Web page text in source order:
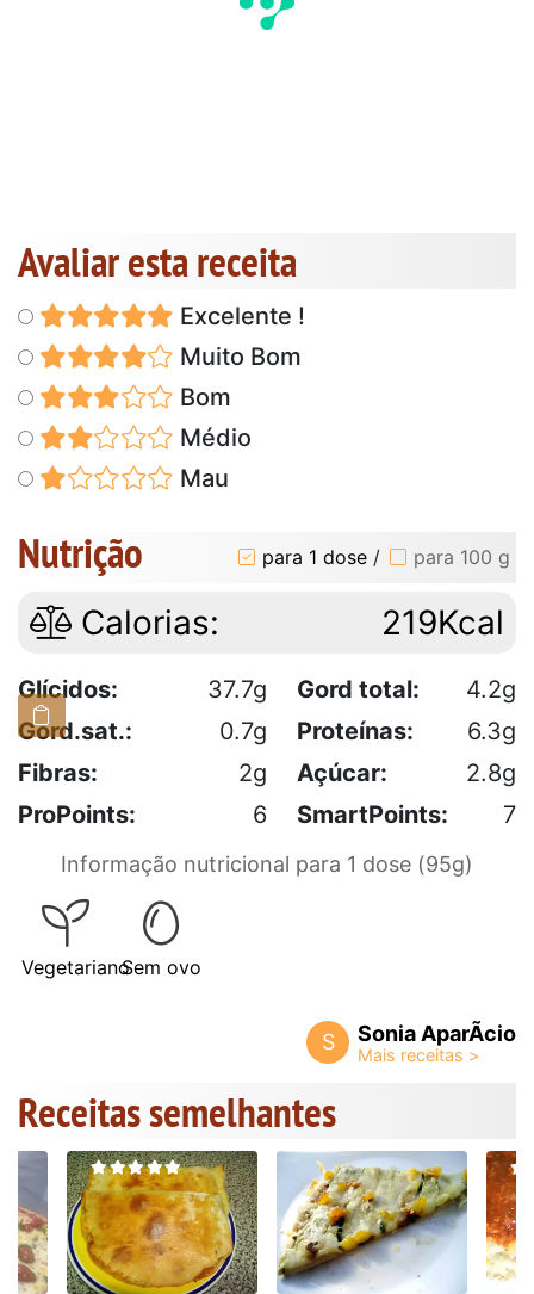
Avaliar esta receita
Excelente !
Muito Bom
Bom
Médio
Mau
Nutrição para 1 dose / para 100 g
Calorias: 219Kcal
Glícidos: 37.7g Gord total:
4.2g
Gord.sat.:
0.7g Proteínas:
6.3g
Fibras:
2g Açúcar:
2.8g
ProPoints:
6 SmartPoints: 7
Informação nutricional para 1 dose (95g)
VegetarianoSem ovo
S Sonia AparÃ­cio
Receitas semelhantes